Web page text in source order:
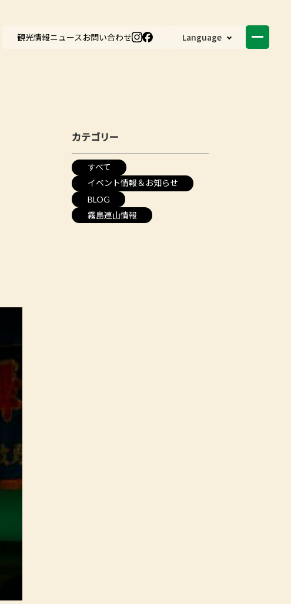
観光情報ニュース お問い合わせ Language
カテゴリー
すべて
イベント情報＆お知らせ
BLOG
霧島連山情報